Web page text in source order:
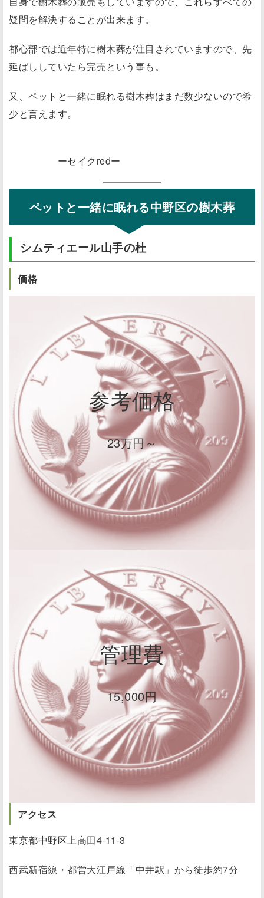
疑問を解決することが出来ます。
都心部では近年特に樹木葬が注目されていますので、先
延ばししていたら完売という事も。
又、ペットと一緒に眠れる樹木葬はまだ数少ないので希
少と言えます。
ーセイクredー
ペットと一緒に眠れる中野区の樹木葬
シムティエール山手の杜
価格
参考価格
23万円～
管理費
15,000円
アクセス
東京都中野区上高田4-11-3
西武新宿線・都営大江戸線「中井駅」から徒歩約7分